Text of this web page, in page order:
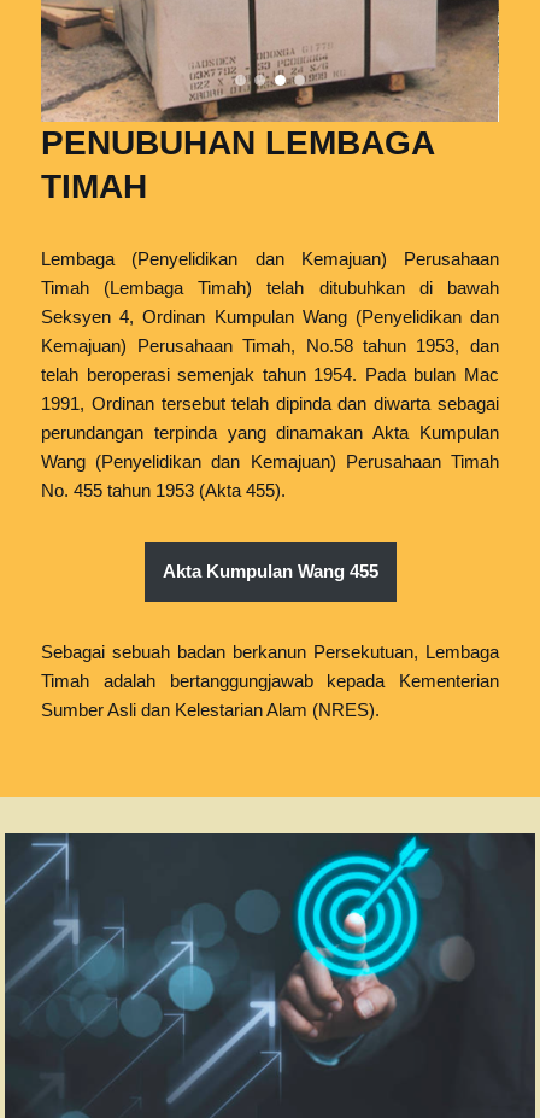
PENUBUHAN LEMBAGA
TIMAH
Lembaga (Penyelidikan dan Kemajuan) Perusahaan
Timah (Lembaga Timah) telah ditubuhkan di bawah
Seksyen 4, Ordinan Kumpulan Wang (Penyelidikan dan
Kemajuan) Perusahaan Timah, No.58 tahun 1953, dan
telah beroperasi semenjak tahun 1954. Pada bulan Mac
1991, Ordinan tersebut telah dipinda dan diwarta sebagai
perundangan terpinda yang dinamakan Akta Kumpulan
Wang (Penyelidikan dan Kemajuan) Perusahaan Timah
No. 455 tahun 1953 (Akta 455).
Akta Kumpulan Wang 455
Sebagai sebuah badan berkanun Persekutuan, Lembaga
Timah adalah bertanggungjawab kepada Kementerian
Sumber Asli dan Kelestarian Alam (NRES).